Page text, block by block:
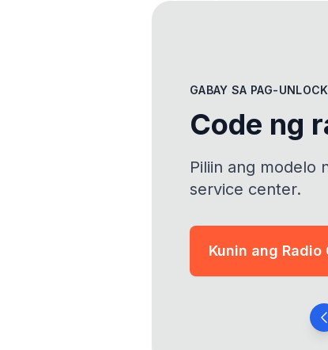
GABAY SA PAG-
Code ng
Piliin ang modelo
service center.
Kunin ang Radio